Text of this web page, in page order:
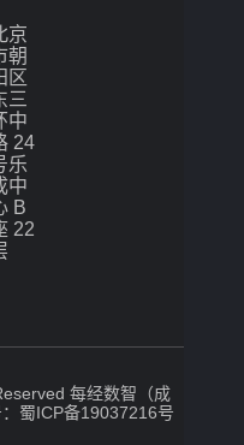
京
朝
区
三
中
24
乐
中
B
22
每经数智（成
蜀ICP备19037216号